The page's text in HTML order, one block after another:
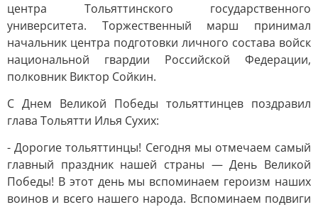
центра Тольяттинского государственного
университета. Торжественный марш принимал
начальник центра подготовки личного состава войск
национальной гвардии Российской Федерации,
полковник Виктор Сойкин.
С Днем Великой Победы тольяттинцев поздравил
глава Тольятти Илья Сухих:
- Дорогие тольяттинцы! Сегодня мы отмечаем самый
главный праздник нашей страны — День Великой
Победы! В этот день мы вспоминаем героизм наших
воинов и всего нашего народа. Вспоминаем подвиги